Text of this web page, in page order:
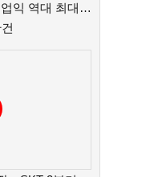
업익 역대 최대…